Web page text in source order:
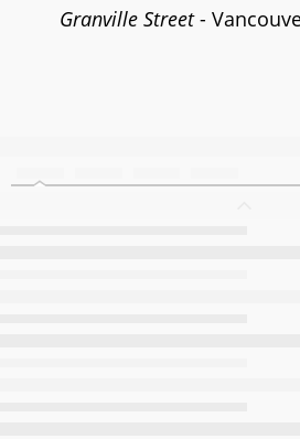
Granville Street-